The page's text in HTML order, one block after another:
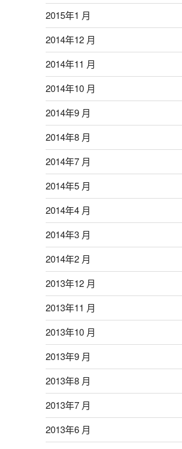
2015年1 月
2014年12 月
2014年11 月
2014年10 月
2014年9 月
2014年8 月
2014年7 月
2014年5 月
2014年4 月
2014年3 月
2014年2 月
2013年12 月
2013年11 月
2013年10 月
2013年9 月
2013年8 月
2013年7 月
2013年6 月